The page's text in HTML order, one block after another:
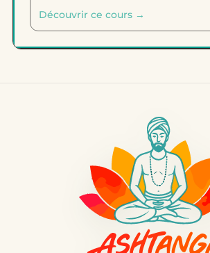
Découvrir ce cours →